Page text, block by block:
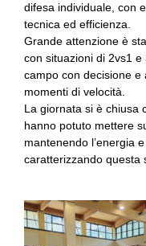
difesa individuale, con
tecnica ed efficienza.
Grande attenzione è
con situazioni di 2vs1
campo con decisione
momenti di velocità.
La giornata si è chiusa
hanno potuto mettere
mantenendo l’energia
caratterizzando questa